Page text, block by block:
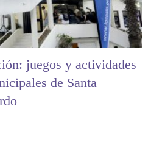
juegos y actividades
de Santa